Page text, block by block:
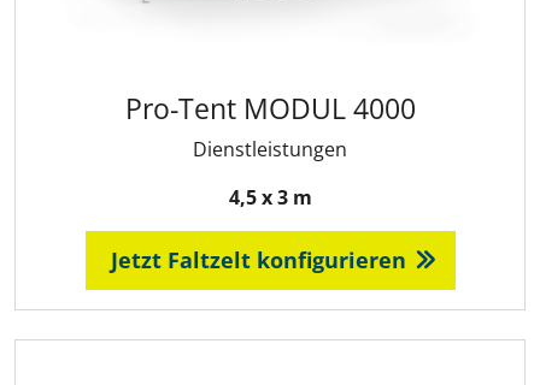
Pro-Tent MODUL 4000
Dienstleistungen
4,5 x 3 m
Jetzt Faltzelt konfigurieren